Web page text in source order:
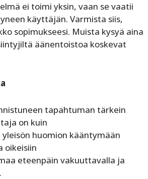
ei toimi yksin, vaan se vaatii
käyttäjän. Varmista siis,
sopimukseesi. Muista kysyä aina
äänentoistoa koskevat
tapahtuman tärkein
on kuin
huomion kääntymään
oikeisiin
eteenpäin vakuuttavalla ja